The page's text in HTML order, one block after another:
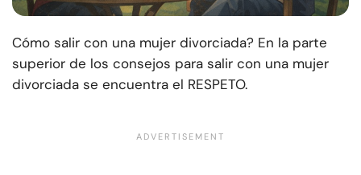
Cómo salir con una mujer divorciada? En la parte
superior de los consejos para salir con una mujer
divorciada se encuentra el RESPETO.